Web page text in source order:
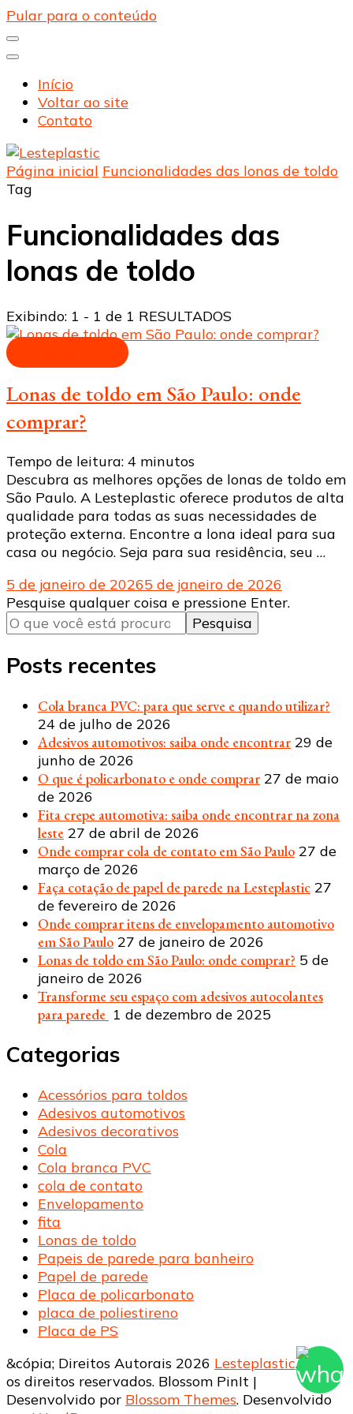
Pular para o conteúdo
Início
Voltar ao site
Contato
Lesteplastic
Blog – Lesteplastic
Página inicial Funcionalidades das lonas de toldo
Tag
Funcionalidades das
lonas de toldo
Exibindo: 1 - 1 de 1 RESULTADOS
Lonas de toldo em São Paulo: onde
comprar?
Tempo de leitura: 4 minutos
Descubra as melhores opções de lonas de toldo em
São Paulo. A Lesteplastic oferece produtos de alta
qualidade para todas as suas necessidades de
proteção externa. Encontre a lona ideal para sua
casa ou negócio. Seja para sua residência, seu …
5 de janeiro de 20265 de janeiro de 2026
Procurando
algo?
Pesquise qualquer coisa e pressione Enter.
Posts recentes
Cola branca PVC: para que serve e quando utilizar?
24 de julho de 2026
Adesivos automotivos: saiba onde encontrar 29 de
junho de 2026
O que é policarbonato e onde comprar 27 de maio
de 2026
Fita crepe automotiva: saiba onde encontrar na zona
leste 27 de abril de 2026
Onde comprar cola de contato em São Paulo 27 de
março de 2026
Faça cotação de papel de parede na Lesteplastic 27
de fevereiro de 2026
Onde comprar itens de envelopamento automotivo
em São Paulo 27 de janeiro de 2026
Lonas de toldo em São Paulo: onde comprar? 5 de
janeiro de 2026
Transforme seu espaço com adesivos autocolantes
para parede 1 de dezembro de 2025
Categorias
Acessórios para toldos
Adesivos automotivos
Adesivos decorativos
Cola
Cola branca PVC
cola de contato
Envelopamento
fita
Lonas de toldo
Papeis de parede para banheiro
Papel de parede
Placa de policarbonato
placa de poliestireno
Placa de PS
&cópia; Direitos Autorais 2026 Lesteplastic. Todos
os direitos reservados. Blossom PinIt |
Desenvolvido por Blossom Themes. Desenvolvido